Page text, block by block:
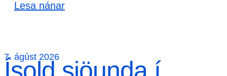
Lesa nánar
7. ágúst 2026